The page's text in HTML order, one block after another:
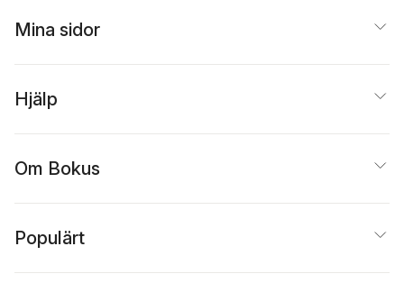
Mina sidor
Hjälp
Om Bokus
Populärt